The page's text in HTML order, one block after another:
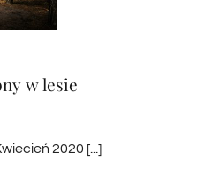
w lesie
2020 [...]